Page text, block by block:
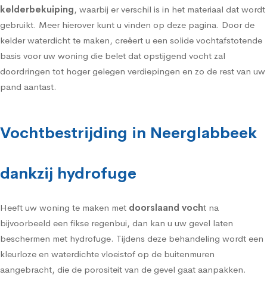
kelderbekuiping, waarbij er verschil is in het materiaal dat wordt
gebruikt. Meer hierover kunt u vinden op deze pagina. Door de
kelder waterdicht te maken, creëert u een solide vochtafstotende
basis voor uw woning die belet dat opstijgend vocht zal
doordringen tot hoger gelegen verdiepingen en zo de rest van uw
pand aantast.
Vochtbestrijding in Neerglabbeek
dankzij hydrofuge
Heeft uw woning te maken met doorslaand vocht na
bijvoorbeeld een fikse regenbui, dan kan u uw gevel laten
beschermen met hydrofuge. Tijdens deze behandeling wordt een
kleurloze en waterdichte vloeistof op de buitenmuren
aangebracht, die de porositeit van de gevel gaat aanpakken.